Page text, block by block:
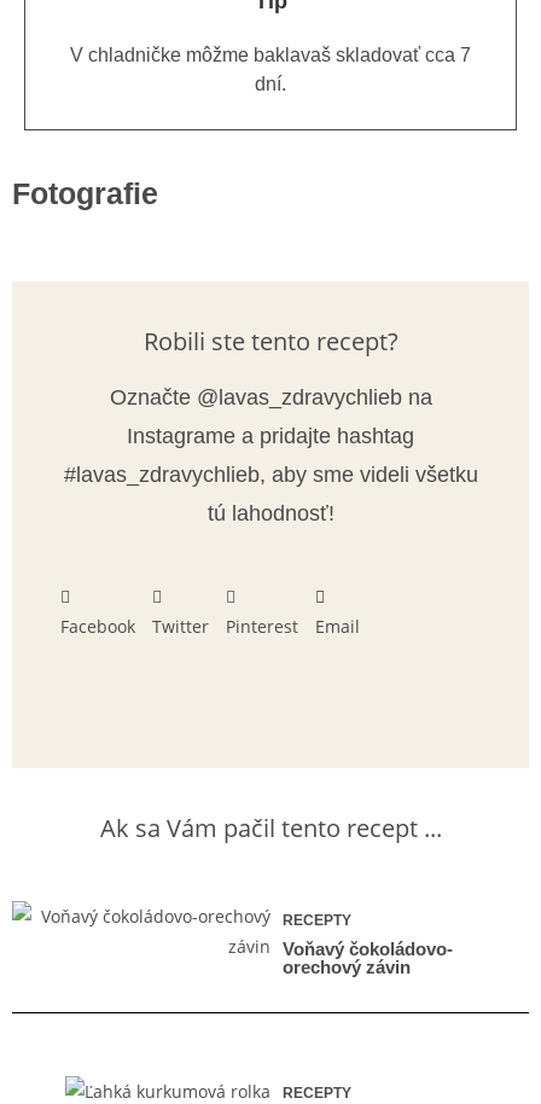
V chladničke môžme baklavaš skladovať cca 7
dní.
Fotografie
Robili ste tento recept?
Označte @lavas_zdravychlieb na
Instagrame a pridajte hashtag
#lavas_zdravychlieb, aby sme videli všetku
tú lahodnosť!
Facebook Twitter Pinterest Email
Ak sa Vám pačil tento recept ...
RECEPTY
Voňavý čokoládovo-
orechový závin
RECEPTY